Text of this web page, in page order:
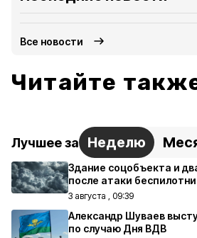
Все новости
Читайте
Лучшее за Неделю
Здание соцобъекта и
после атаки
3 августа , 09:39
Александр Шуваев
по случаю Дня ВДВ